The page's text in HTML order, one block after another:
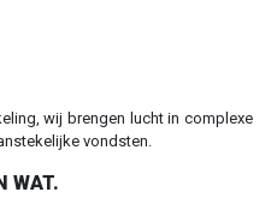
wij brengen lucht in complexe
vondsten.
WAT.